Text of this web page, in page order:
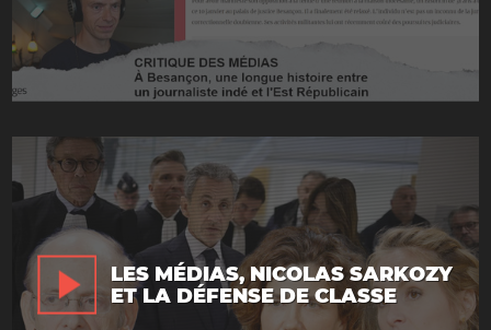
LES MÉDIAS, NICOLAS SARKOZY
ET LA DÉFENSE DE CLASSE